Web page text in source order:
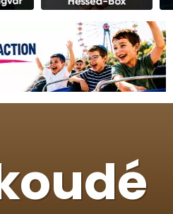
WhatsApp
5 jours de vacances aux Orphelins
WhatsApp
sur Zoom